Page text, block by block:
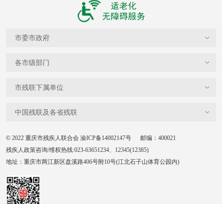
市委市政府
各市级部门
市残联下属单位
中国残联及各省残联
© 2022 重庆市残疾人联合会 渝ICP备14002147号 邮编：400021
残疾人政策咨询/维权热线:023-63651234、12345(12385)
地址：重庆市两江新区盘溪路406号附10号(江北石子山体育公园内)